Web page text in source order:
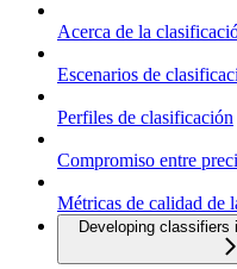
Acerca de la
Escenarios de
Perfiles de clasificación
Compromiso entre
Métricas de calidad de
Developing classifiers